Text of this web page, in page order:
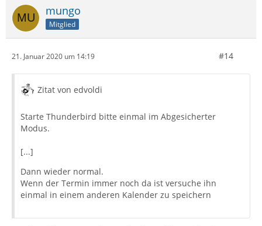
mungo
Mitglied
21. Januar 2020 um 14:19 #14
Zitat von edvoldi
Starte Thunderbird bitte einmal im Abgesicherter
Modus.
[...]
Dann wieder normal.
Wenn der Termin immer noch da ist versuche ihn
einmal in einem anderen Kalender zu speichern